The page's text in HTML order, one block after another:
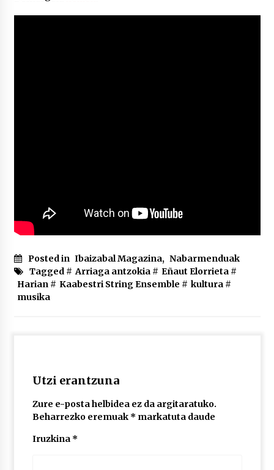
Posted in Ibaizabal Magazina, Nabarmenduak
Tagged # Arriaga antzokia# Eñaut Elorrieta#
Harian# Kaabestri String Ensemble # kultura#
musika
Utzi erantzuna
Zure e-posta helbidea ez da argitaratuko.
Beharrezko eremuak * markatuta daude
Iruzkina *